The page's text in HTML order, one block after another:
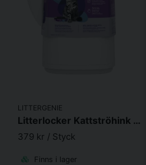
LITTERGENIE
Litterlocker Kattströhink Soptunna by Littergenie
379 kr / Styck
Finns i lager